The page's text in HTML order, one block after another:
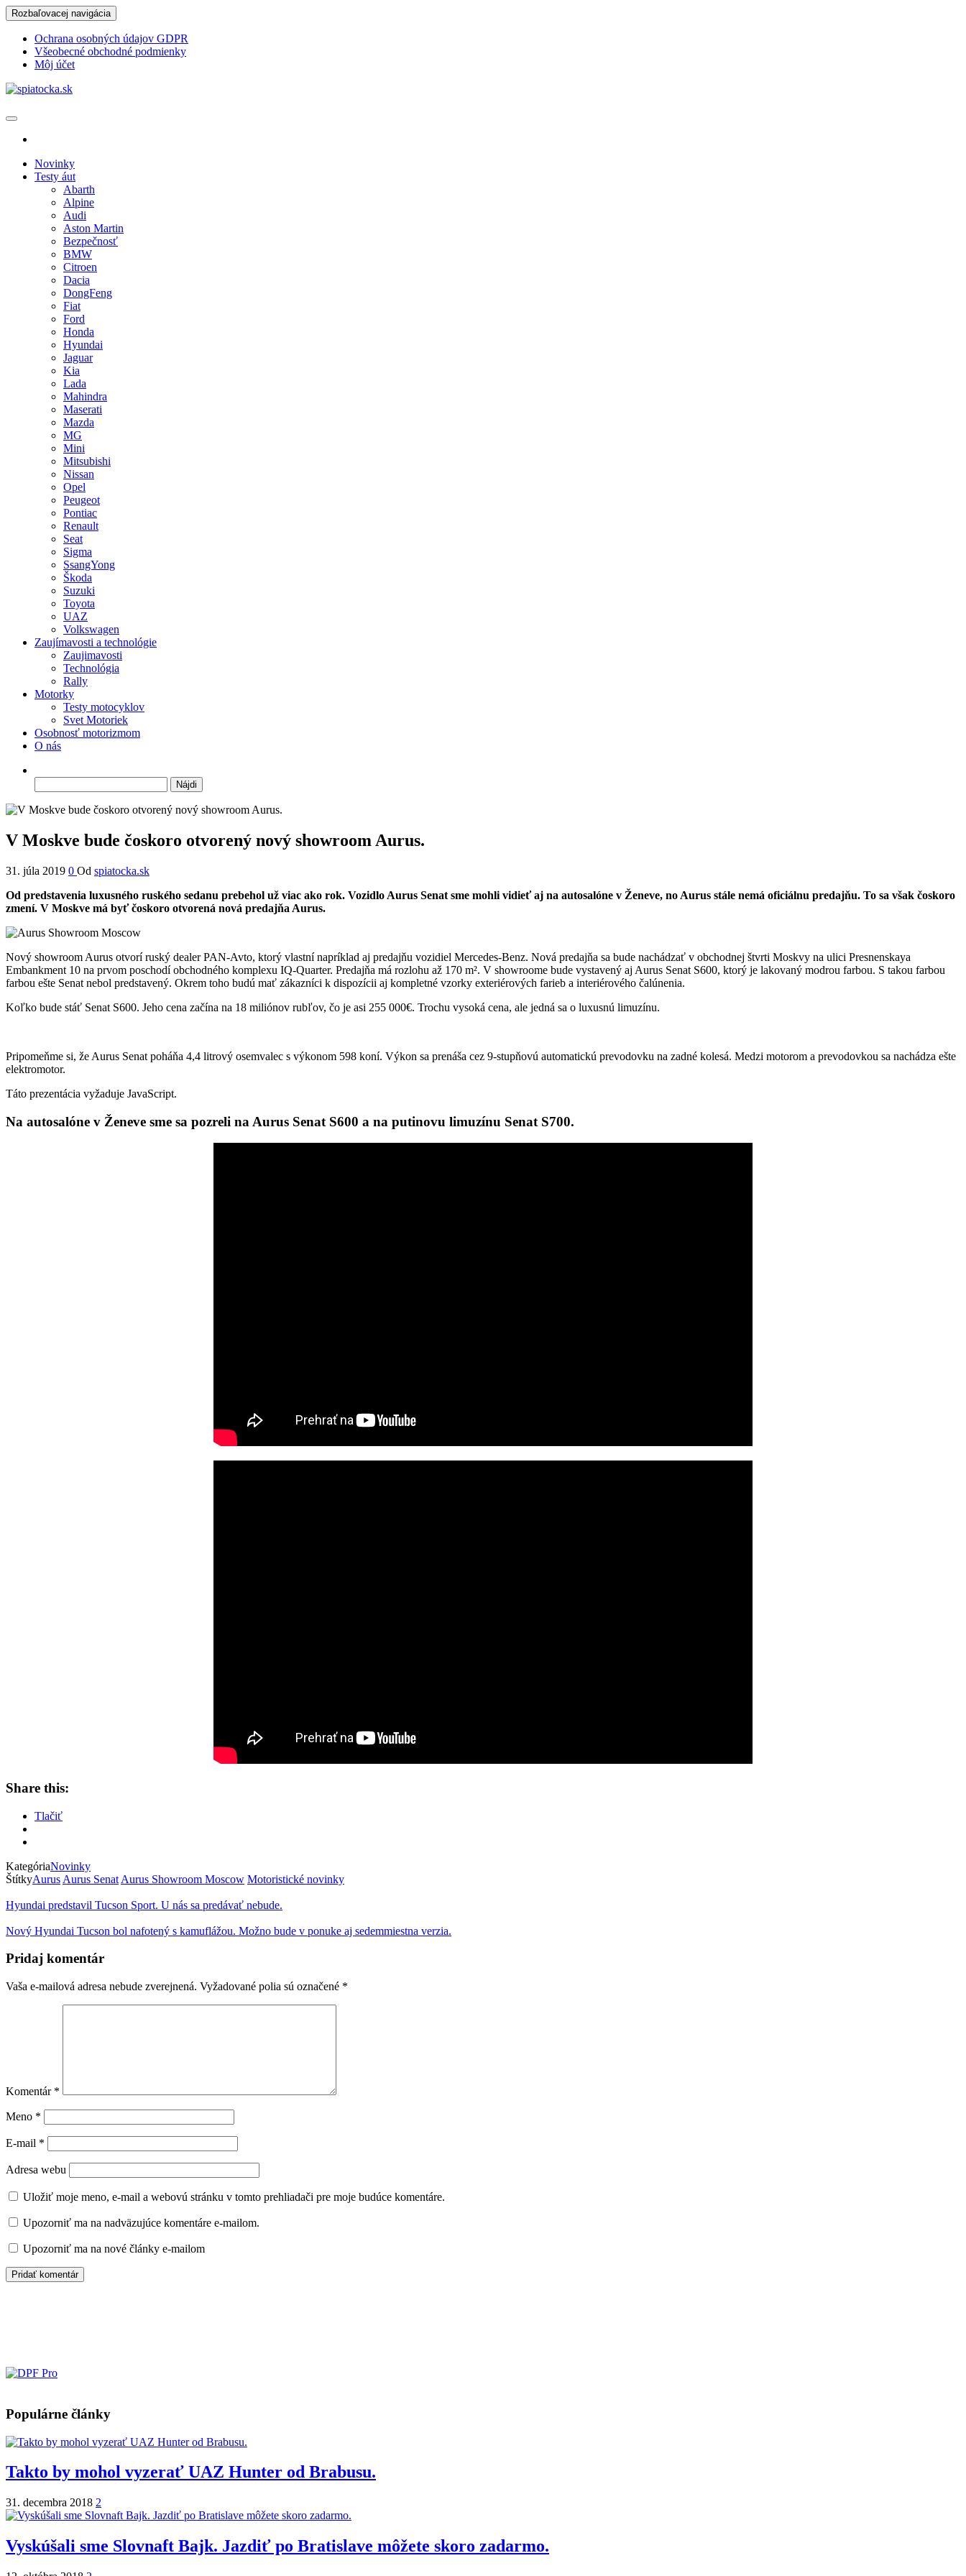
Skip
to
content
Rozbaľovacej navigácia
Ochrana osobných údajov GDPR
Všeobecné obchodné podmienky
Môj účet
Novinky
Testy áut
Abarth
Alpine
Audi
Aston Martin
Bezpečnosť
BMW
Citroen
Dacia
DongFeng
Fiat
Ford
Honda
Hyundai
Jaguar
Kia
Lada
Mahindra
Maserati
Mazda
MG
Mini
Mitsubishi
Nissan
Opel
Peugeot
Pontiac
Renault
Seat
Sigma
SsangYong
Škoda
Suzuki
Toyota
UAZ
Volkswagen
Zaujímavosti a technológie
Zaujimavosti
Technológia
Rally
Motorky
Testy motocyklov
Svet Motoriek
Osobnosť motorizmom
O nás
V Moskve bude čoskoro otvorený nový showroom Aurus.
31. júla 2019 0 Od spiatocka.sk
Od predstavenia luxusného ruského sedanu prebehol už viac ako rok. Vozidlo Aurus Senat sme mohli vidieť aj na autosalóne v Ženeve, no Aurus stále nemá oficiálnu predajňu. To sa však čoskoro
zmení. V Moskve má byť čoskoro otvorená nová predajňa Aurus.
Nový showroom Aurus otvorí ruský dealer PAN-Avto, ktorý vlastní napríklad aj predajňu vozidiel Mercedes-Benz. Nová predajňa sa bude nachádzať v obchodnej štvrti Moskvy na ulici Presnenskaya
Embankment 10 na prvom poschodí obchodného komplexu IQ-Quarter. Predajňa má rozlohu až 170 m². V showroome bude vystavený aj Aurus Senat S600, ktorý je lakovaný modrou farbou. S takou farbou
farbou ešte Senat nebol predstavený. Okrem toho budú mať zákazníci k dispozícii aj kompletné vzorky exteriérových farieb a interiérového čalúnenia.
Koľko bude stáť Senat S600. Jeho cena začína na 18 miliónov rubľov, čo je asi 255 000€. Trochu vysoká cena, ale jedná sa o luxusnú limuzínu.
Pripomeňme si, že Aurus Senat poháňa 4,4 litrový osemvalec s výkonom 598 koní. Výkon sa prenáša cez 9-stupňovú automatickú prevodovku na zadné kolesá. Medzi motorom a prevodovkou sa nachádza ešte
elektromotor.
Táto prezentácia vyžaduje JavaScript.
Na autosalóne v Ženeve sme sa pozreli na Aurus Senat S600 a na putinovu limuzínu Senat S700.
Share this:
Tlačiť
KategóriaNovinky
ŠtítkyAurus Aurus Senat Aurus Showroom Moscow Motoristické novinky
Hyundai predstavil Tucson Sport. U nás sa predávať nebude.
Nový Hyundai Tucson bol nafotený s kamuflážou. Možno bude v ponuke aj sedemmiestna verzia.
Pridaj komentár
Vaša e-mailová adresa nebude zverejnená. Vyžadované polia sú označené *
Komentár *
Meno *
E-mail *
Adresa webu
Uložiť moje meno, e-mail a webovú stránku v tomto prehliadači pre moje budúce komentáre.
Upozorniť ma na nadväzujúce komentáre e-mailom.
Upozorniť ma na nové články e-mailom
Populárne články
Takto by mohol vyzerať UAZ Hunter od Brabusu.
31. decembra 2018 2
Vyskúšali sme Slovnaft Bajk. Jazdiť po Bratislave môžete skoro zadarmo.